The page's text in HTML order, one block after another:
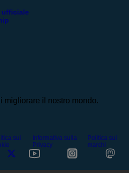
ufficiale
migliorare il nostro mondo.
sui
Informativa sulla
Privacy
Politica sui
marchi